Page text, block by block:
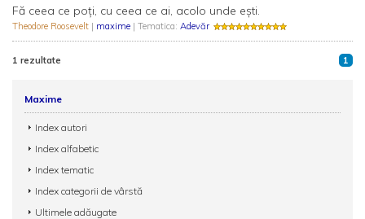
Fă ceea ce poți, cu ceea ce ai, acolo unde ești.
Theodore Roosevelt | maxime | Tematica: Adevăr
1 rezultate 1
Maxime
Index autori
Index alfabetic
Index tematic
Index categorii de vârstă
Ultimele adăugate